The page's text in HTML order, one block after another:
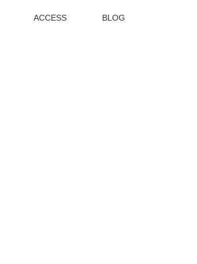
ACCESS BLOG